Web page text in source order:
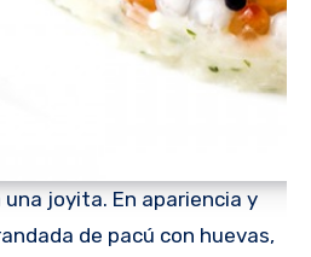
joyita. En apariencia y
de pacú con huevas,